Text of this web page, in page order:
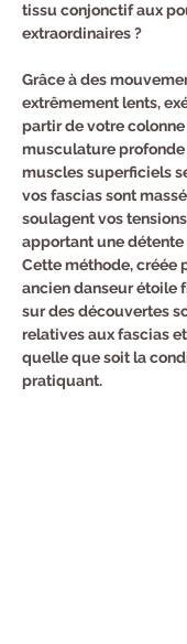
tissu conjonctif aux
extraordinaires ?
Grâce à des
extrêmement lents,
partir de votre
musculature profonde
muscles superficiels
vos fascias sont
soulagent vos
apportant une
Cette méthode, créée
ancien danseur étoile
sur des découvertes
relatives aux fascias
quelle que soit la
pratiquant.